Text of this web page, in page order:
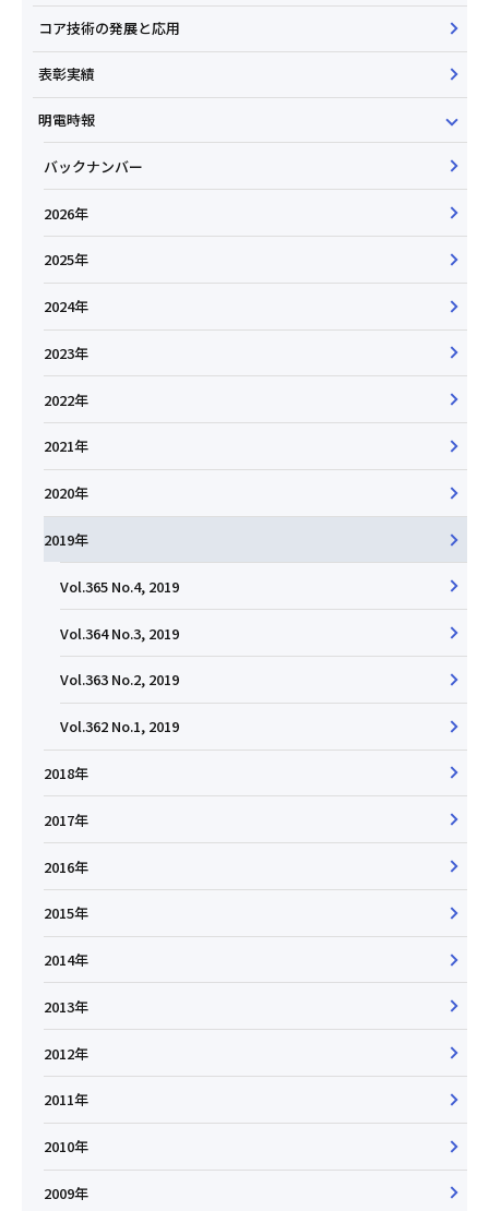
コア技術の発展と応用
表彰実績
明電時報
バックナンバー
2026年
2025年
2024年
2023年
2022年
2021年
2020年
2019年
Vol.365 No.4, 2019
Vol.364 No.3, 2019
Vol.363 No.2, 2019
Vol.362 No.1, 2019
2018年
2017年
2016年
2015年
2014年
2013年
2012年
2011年
2010年
2009年